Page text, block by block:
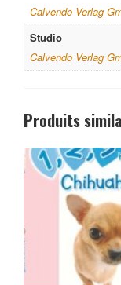
Calvendo Verlag
Studio
Calvendo Verlag
Produits